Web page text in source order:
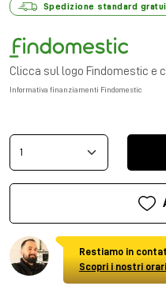
Spedizione standard
Clicca sul logo Findomestic e
Informativa finanziamenti Findomestic
Restiamo in
Scopri i nostri